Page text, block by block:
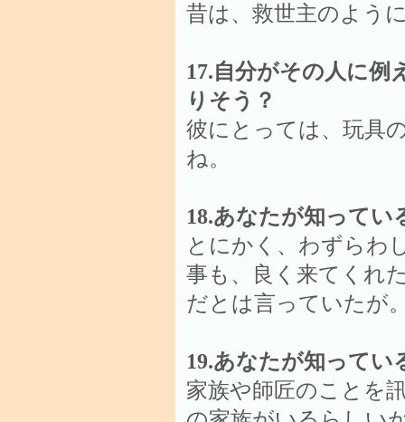
昔は、救世主のよう
17.自分がその人に
りそう？
彼にとっては、玩具
ね。
18.あなたが知ってい
とにかく、わずらわ
事も、良く来てくれ
だとは言っていたが
19.あなたが知ってい
家族や師匠のことを